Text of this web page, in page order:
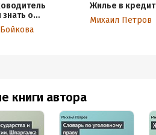
книги автора
о
учете.
и
Жилье в кредит
Михаил Петров